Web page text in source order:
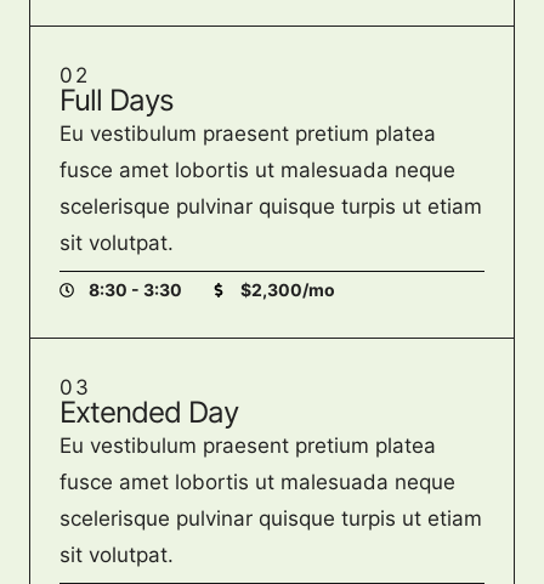
02
Full Days
Eu vestibulum praesent pretium platea
fusce amet lobortis ut malesuada neque
scelerisque pulvinar quisque turpis ut etiam
sit volutpat.
8:30 - 3:30 $2,300/mo
03
Extended Day
Eu vestibulum praesent pretium platea
fusce amet lobortis ut malesuada neque
scelerisque pulvinar quisque turpis ut etiam
sit volutpat.